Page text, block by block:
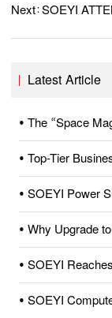
Next： SOEYI
Latest Article
• The “Space
• Top-Tier Business PC
• SOEYI Power
• Why Upgrade to DC-DC? An In-Depth
• SOEYI Reaches New
• SOEYI